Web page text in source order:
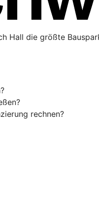
Hall die größte
rechnen?